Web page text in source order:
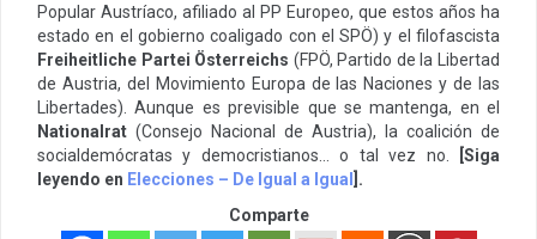
Popular Austríaco, afiliado al PP Europeo, que estos años ha
estado en el gobierno coaligado con el SPÖ) y el filofascista
Freiheitliche Partei Österreichs (FPÖ, Partido de la Libertad
de Austria, del Movimiento Europa de las Naciones y de las
Libertades). Aunque es previsible que se mantenga, en el
Nationalrat (Consejo Nacional de Austria), la coalición de
socialdemócratas y democristianos… o tal vez no.
[Siga
leyendo en Elecciones – De Igual a Igual
].
Comparte